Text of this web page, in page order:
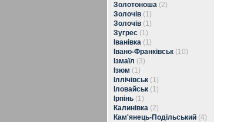
Золотоноша (2)
Золочів (1)
Золочів (1)
Зугрес (1)
Іванівка (1)
Івано-Франківськ (10)
Ізмаїл (3)
Ізюм (1)
Іллічівськ (1)
Іловайськ (1)
Ірпінь (1)
Калинівка (2)
Кам'янець-Подільський (4)